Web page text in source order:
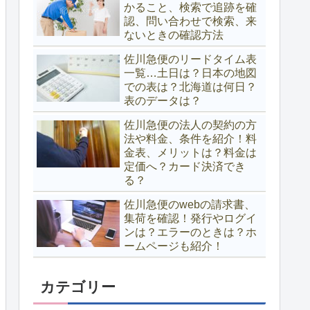
かること、検索で追跡を確
認、問い合わせで検索、来
ないときの確認方法
佐川急便のリードタイム表
一覧…土日は？日本の地図
での表は？北海道は何日？
表のデータは？
佐川急便の法人の契約の方
法や料金、条件を紹介！料
金表、メリットは？料金は
定価へ？カード決済でき
る？
佐川急便のwebの請求書、
集荷を確認！発行やログイ
ンは？エラーのときは？ホ
ームページも紹介！
カテゴリー